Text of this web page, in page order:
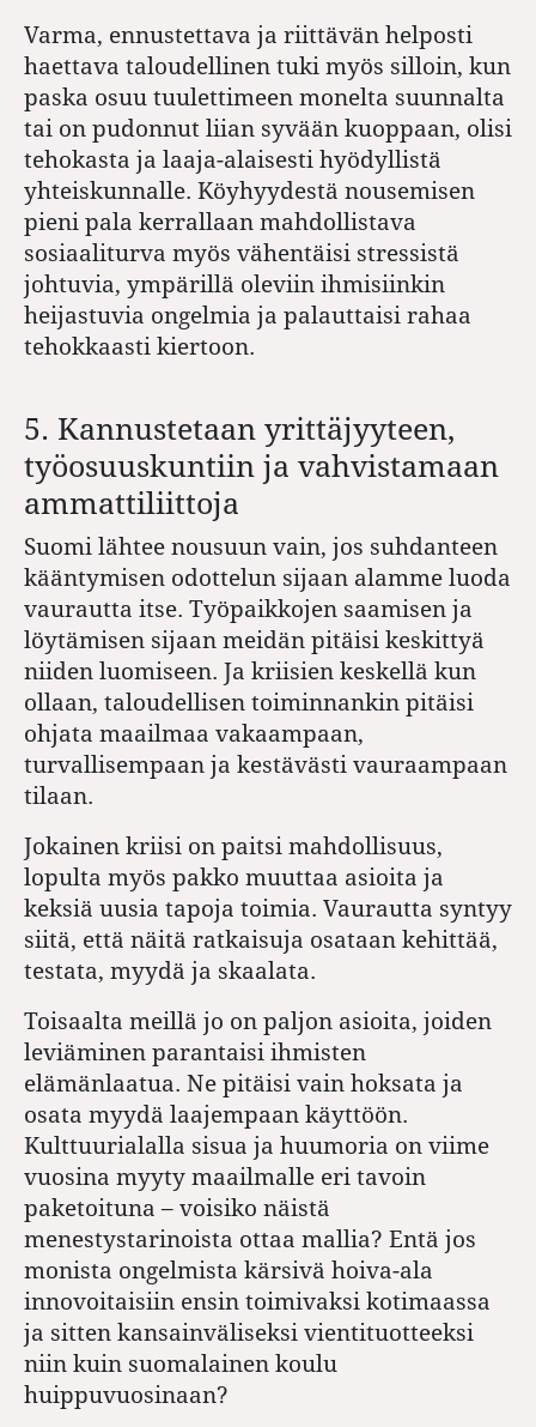
Varma, ennustettava ja riittävän helposti
haettava taloudellinen tuki myös silloin, kun
paska osuu tuulettimeen monelta suunnalta
tai on pudonnut liian syvään kuoppaan, olisi
tehokasta ja laaja-alaisesti hyödyllistä
yhteiskunnalle. Köyhyydestä nousemisen
pieni pala kerrallaan mahdollistava
sosiaaliturva myös vähentäisi stressistä
johtuvia, ympärillä oleviin ihmisiinkin
heijastuvia ongelmia ja palauttaisi rahaa
tehokkaasti kiertoon.
5. Kannustetaan yrittäjyyteen,
työosuuskuntiin ja vahvistamaan
ammattiliittoja
Suomi lähtee nousuun vain, jos suhdanteen
kääntymisen odottelun sijaan alamme luoda
vaurautta itse. Työpaikkojen saamisen ja
löytämisen sijaan meidän pitäisi keskittyä
niiden luomiseen. Ja kriisien keskellä kun
ollaan, taloudellisen toiminnankin pitäisi
ohjata maailmaa vakaampaan,
turvallisempaan ja kestävästi vauraampaan
tilaan.
Jokainen kriisi on paitsi mahdollisuus,
lopulta myös pakko muuttaa asioita ja
keksiä uusia tapoja toimia. Vaurautta syntyy
siitä, että näitä ratkaisuja osataan kehittää,
testata, myydä ja skaalata.
Toisaalta meillä jo on paljon asioita, joiden
leviäminen parantaisi ihmisten
elämänlaatua. Ne pitäisi vain hoksata ja
osata myydä laajempaan käyttöön.
Kulttuurialalla sisua ja huumoria on viime
vuosina myyty maailmalle eri tavoin
paketoituna – voisiko näistä
menestystarinoista ottaa mallia? Entä jos
monista ongelmista kärsivä hoiva-ala
innovoitaisiin ensin toimivaksi kotimaassa
ja sitten kansainväliseksi vientituotteeksi
niin kuin suomalainen koulu
huippuvuosinaan?